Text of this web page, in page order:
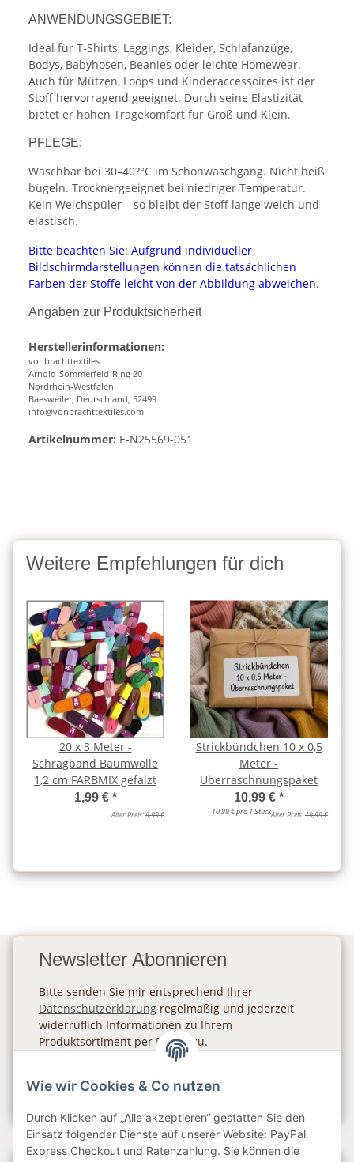
ANWENDUNGSGEBIET:
Ideal für T-Shirts, Leggings, Kleider, Schlafanzüge,
Bodys, Babyhosen, Beanies oder leichte Homewear.
Auch für Mützen, Loops und Kinderaccessoires ist der
Stoff hervorragend geeignet. Durch seine Elastizität
bietet er hohen Tragekomfort für Groß und Klein.
PFLEGE:
Waschbar bei 30–40?°C im Schonwaschgang. Nicht heiß
bügeln. Trocknergeeignet bei niedriger Temperatur.
Kein Weichspüler – so bleibt der Stoff lange weich und
elastisch.
Bitte beachten Sie: Aufgrund individueller
Bildschirmdarstellungen können die tatsächlichen
Farben der Stoffe leicht von der Abbildung abweichen.
Angaben zur Produktsicherheit
Herstellerinformationen:
vonbrachttextiles
Arnold-Sommerfeld-Ring 20
Nordrhein-Westfalen
Baesweiler, Deutschland, 52499
info@vonbrachttextiles.com
Artikelnummer: E-N25569-051
Weitere Empfehlungen für dich
20 x 3 Meter -
Schrägband Baumwolle
1,2 cm FARBMIX gefalzt
1,99 € *
Alter Preis:9,99 €
Strickbündchen 10 x 0,5
Meter -
Überraschnungspaket
10,99 € *
10,99 € pro 1 StückAlter Preis:19,99 €
Newsletter Abonnieren
Bitte senden Sie mir entsprechend Ihrer
Datenschutzerklärung regelmäßig und jederzeit
widerruflich Informationen zu Ihrem
Produktsortiment per E-Mail zu.
Wie wir Cookies & Co nutzen
Durch Klicken auf „Alle akzeptieren“ gestatten Sie den
Einsatz folgender Dienste auf unserer Website: PayPal
Express Checkout und Ratenzahlung. Sie können die